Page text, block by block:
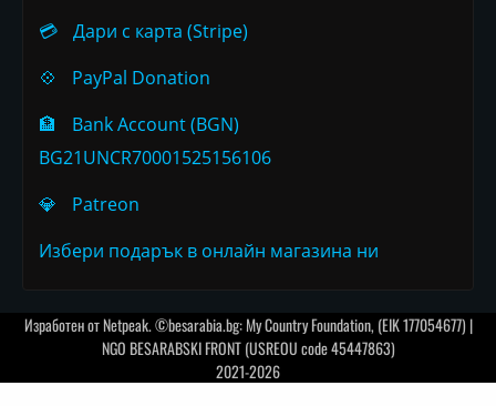
💳
Дари с карта (Stripe)
💠
PayPal Donation
🏦
Bank Account (BGN)
BG21UNCR70001525156106
💎
Patreon
Избери подарък в онлайн магазина ни
Изработен отNetpeak. ©besarabia.bg: My Country Foundation, (EIK 177054677) |
NGO BESARABSKI FRONT (USREOU code 45447863)
2021-2026